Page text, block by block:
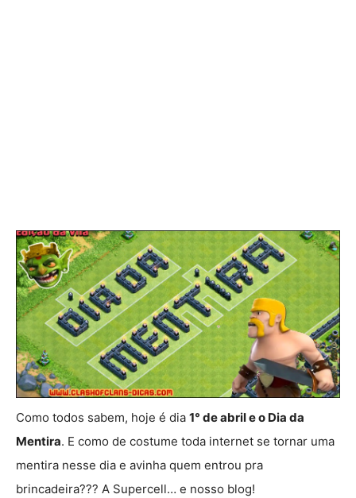
Como todos sabem, hoje é dia 1° de abril e o Dia da
Mentira. E como de costume toda internet se tornar uma
mentira nesse dia e avinha quem entrou pra
brincadeira??? A Supercell… e nosso blog!